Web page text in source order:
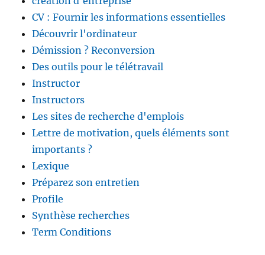
CV : Fournir les informations essentielles
Découvrir l'ordinateur
Démission ? Reconversion
Des outils pour le télétravail
Instructor
Instructors
Les sites de recherche d'emplois
Lettre de motivation, quels éléments sont
importants ?
Lexique
Préparez son entretien
Profile
Synthèse recherches
Term Conditions